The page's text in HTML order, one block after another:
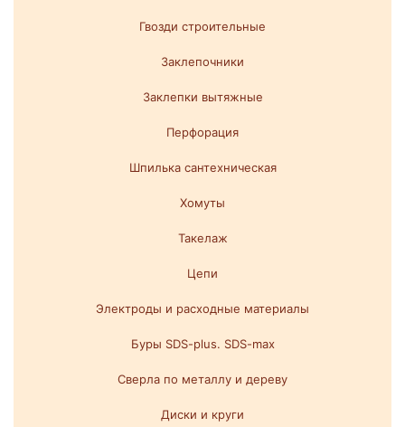
Гвозди строительные
Заклепочники
Заклепки вытяжные
Перфорация
Шпилька сантехническая
Хомуты
Такелаж
Цепи
Электроды и расходные материалы
Буры SDS-plus. SDS-max
Сверла по металлу и дереву
Диски и круги